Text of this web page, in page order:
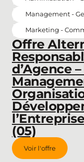
Offre
d’Agence
(05)
Management -
Marketing -
Voir l'offre